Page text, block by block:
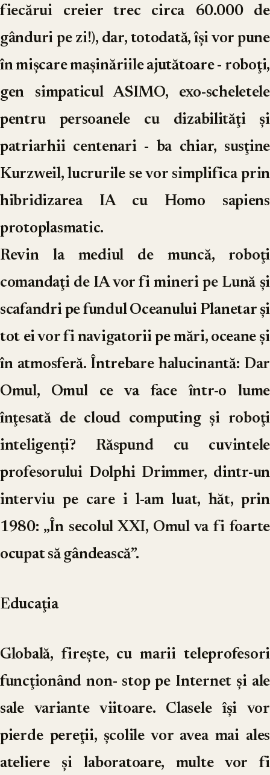
fiecărui creier trec circa 60.000 de
gânduri pe zi!), dar, totodată, îşi vor pune
în mişcare maşinăriile ajutătoare - roboţi,
gen simpaticul ASIMO, exo-scheletele
pentru persoanele cu dizabilităţi şi
patriarhii centenari - ba chiar, susţine
Kurzweil, lucrurile se vor simplifica prin
hibridizarea IA cu Homo sapiens
protoplasmatic.
Revin la mediul de muncă, roboţi
comandaţi de IA vor fi mineri pe Lună şi
scafandri pe fundul Oceanului Planetar şi
tot ei vor fi navigatorii pe mări, oceane şi
în atmosferă. Întrebare halucinantă: Dar
Omul, Omul ce va face într-o lume
înţesată de cloud computing şi roboţi
inteligenți? Răspund cu cuvintele
profesorului Dolphi Drimmer, dintr-un
interviu pe care i l-am luat, hăt, prin
1980: „În secolul XXI, Omul va fi foarte
ocupat să gândească”.
Educaţia
Globală, fireşte, cu marii teleprofesori
funcţionând non- stop pe Internet şi ale
sale variante viitoare. Clasele îşi vor
pierde pereţii, şcolile vor avea mai ales
ateliere şi laboratoare, multe vor fi